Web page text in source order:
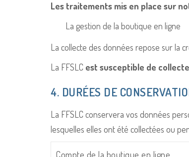
Les traitements mis en place sur
La gestion de la boutique en ligne
La collecte des données repose sur la
La FFSLC est susceptible de
4. DURÉES DE
La FFSLC conservera vos données
lesquelles elles ont été collectées ou
Compte de la boutique en ligne